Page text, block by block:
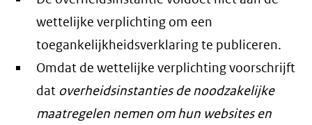
wettelijke verplichting om een
toegankelijkheidsverklaring te publiceren.
Omdat de wettelijke verplichting voorschrijft
dat overheidsinstanties de noodzakelijke
maatregelen nemen om hun websites en